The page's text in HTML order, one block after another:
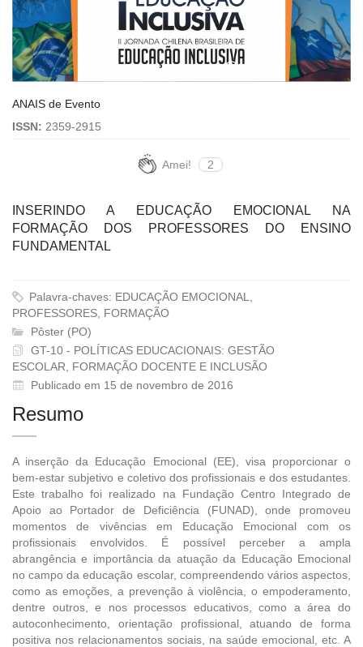
ANAIS de Evento
ISSN: 2359-2915
Amei! 2
INSERINDO A EDUCAÇÃO EMOCIONAL NA
FORMAÇÃO DOS PROFESSORES DO ENSINO
FUNDAMENTAL
Palavra-chaves: EDUCAÇÃO EMOCIONAL,
PROFESSORES, FORMAÇÃO
Pôster (PO)
GT-10 - POLÍTICAS EDUCACIONAIS: GESTÃO
ESCOLAR, FORMAÇÃO DOCENTE E INCLUSÃO
Publicado em 15 de novembro de 2016
Resumo
A inserção da Educação Emocional (EE), visa proporcionar o
bem-estar subjetivo e coletivo dos profissionais e dos estudantes.
Este trabalho foi realizado na Fundação Centro Integrado de
Apoio ao Portador de Deficiência (FUNAD), onde promoveu
momentos de vivências em Educação Emocional com os
profissionais envolvidos. É possível perceber a ampla
abrangência e importância da atuação da Educação Emocional
no campo da educação escolar, compreendendo vários aspectos,
como as emoções, a prevenção à violência, o empoderamento,
dentre outros, e nos processos educativos, como a área do
autoconhecimento, orientação profissional, atuando de forma
positiva nos relacionamentos sociais, na saúde emocional, etc. A